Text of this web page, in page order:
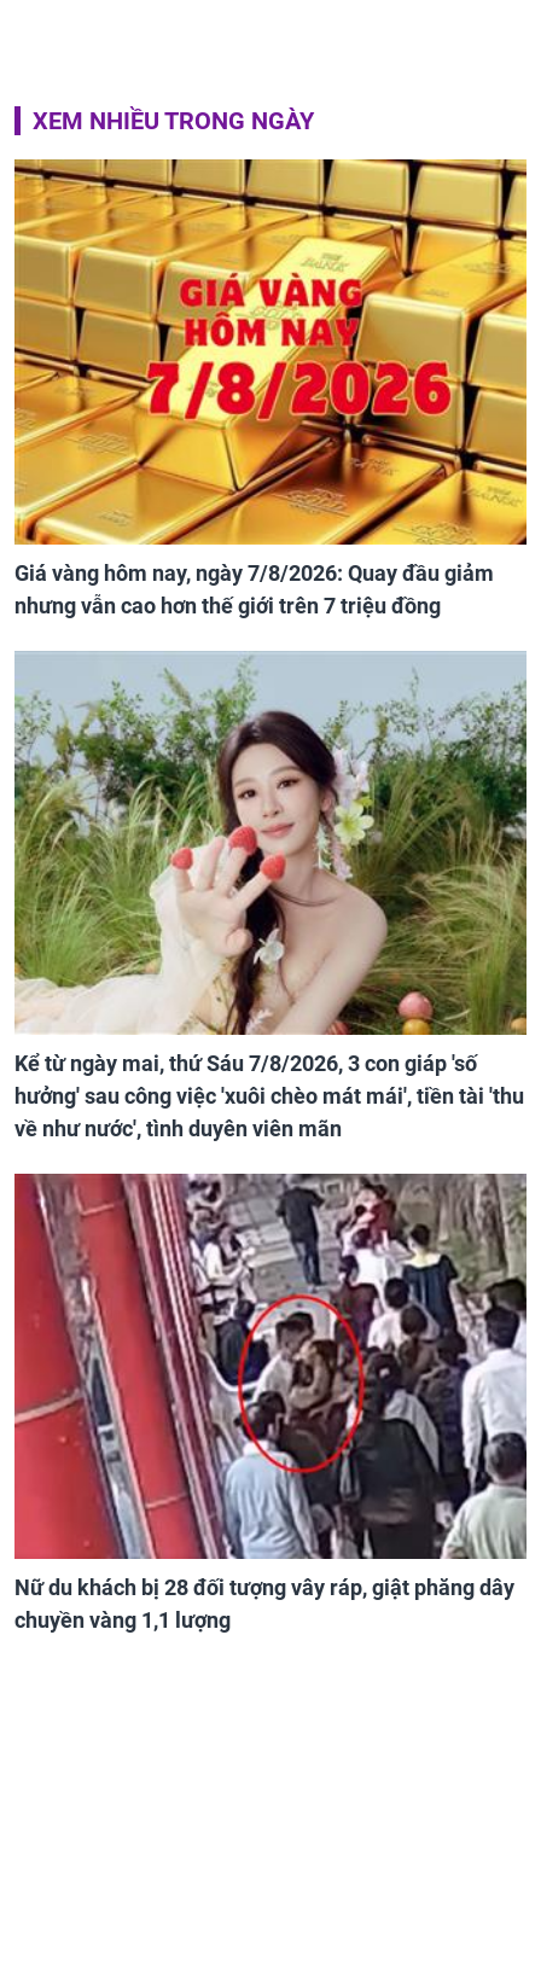
XEM NHIỀU TRONG NGÀY
Giá vàng hôm nay, ngày 7/8/2026: Quay đầu giảm
nhưng vẫn cao hơn thế giới trên 7 triệu đồng
Kể từ ngày mai, thứ Sáu 7/8/2026, 3 con giáp 'số
hưởng' sau công việc 'xuôi chèo mát mái', tiền tài 'thu
về như nước', tình duyên viên mãn
Nữ du khách bị 28 đối tượng vây ráp, giật phăng dây
chuyền vàng 1,1 lượng